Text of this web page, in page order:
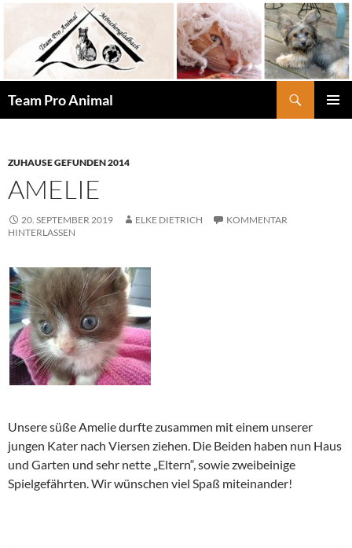
springen
Team Pro Animal
ZUHAUSE GEFUNDEN 2014
AMELIE
20. SEPTEMBER 2019 ELKE DIETRICH
KOMMENTAR
HINTERLASSEN
Unsere süße Amelie durfte zusammen mit einem unserer
jungen Kater nach Viersen ziehen. Die Beiden haben nun Haus
und Garten und sehr nette „Eltern“, sowie zweibeinige
Spielgefährten. Wir wünschen viel Spaß miteinander!